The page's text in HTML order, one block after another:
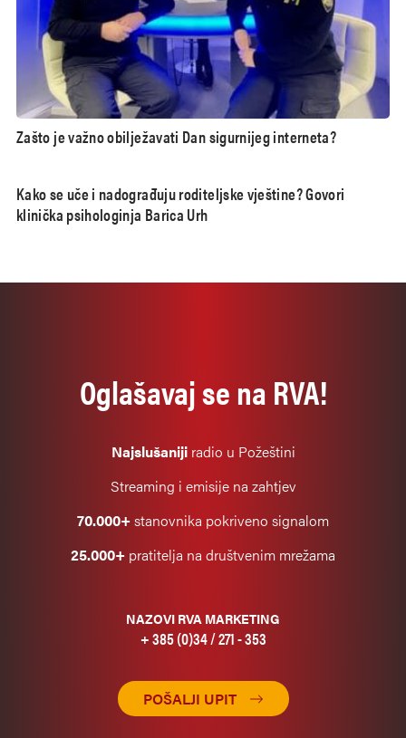
Zašto je važno obilježavati Dan sigurnijeg interneta?
Kako se uče i nadograđuju roditeljske vještine? Govori
klinička psihologinja Barica Urh
Oglašavaj se na RVA!
Najslušanijiradio u Požeštini
Streaming i emisije na zahtjev
70.000+stanovnika pokriveno signalom
25.000+ pratitelja na društvenim mrežama
NAZOVI RVA MARKETING
+ 385 (0)34 / 271 - 353
POŠALJI UPIT